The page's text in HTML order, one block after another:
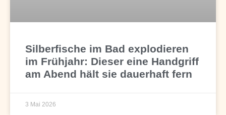
Silberfische im Bad explodieren
im Frühjahr: Dieser eine Handgriff
am Abend hält sie dauerhaft fern
3 Mai 2026